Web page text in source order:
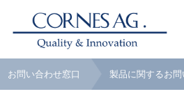
お問い合わせ窓口 製品に関するお